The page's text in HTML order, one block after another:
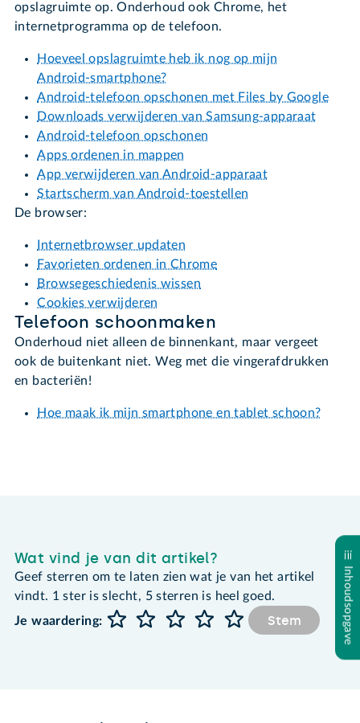
opslagruimte op. Onderhoud ook Chrome, het
internetprogramma op de telefoon.
Hoeveel opslagruimte heb ik nog op mijn
Android-smartphone?
Android-telefoon opschonen met Files by Google
Downloads verwijderen van Samsung-apparaat
Android-telefoon opschonen
Apps ordenen in mappen
App verwijderen van Android-apparaat
Startscherm van Android-toestellen
De browser:
Internetbrowser updaten
Favorieten ordenen in Chrome
Browsegeschiedenis wissen
Cookies verwijderen
Telefoon schoonmaken
Onderhoud niet alleen de binnenkant, maar vergeet
ook de buitenkant niet. Weg met die vingerafdrukken
en bacteriën!
Hoe maak ik mijn smartphone en tablet schoon?
Inhoudsopgave
Wat vind je van dit artikel?
Geef sterren om te laten zien wat je van het artikel
vindt. 1 ster is slecht, 5 sterren is heel goed.
Je waardering:
Stem